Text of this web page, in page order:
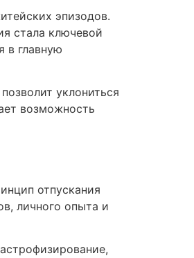
эпизодов.
стала ключевой
в главную
уклониться
возможность
отпускания
личного опыта и